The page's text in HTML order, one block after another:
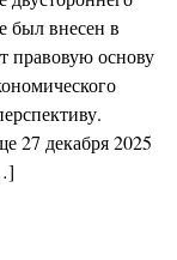
был внесен в
правовую основу
27 декабря 2025